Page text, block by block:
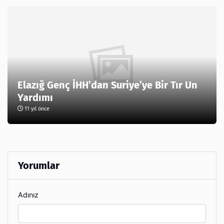
Elazığ Genç İHH’dan Suriye’ye Bir Tır Un
Yardımı
11 yıl önce
Yorumlar
Adınız